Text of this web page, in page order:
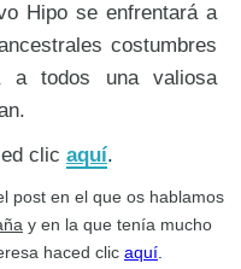
Hipo se enfrentará a
costumbres
a todos una valiosa
clic aquí.
post en el que os hablamos
y en la que tenía mucho
haced clic aquí.